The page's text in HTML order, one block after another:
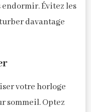
endormir. Évitez les
davantage
votre horloge
sommeil. Optez